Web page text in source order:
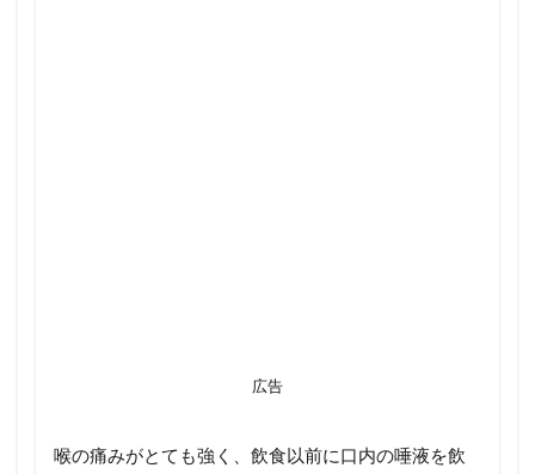
広告
喉の痛みがとても強く、飲食以前に口内の唾液を飲